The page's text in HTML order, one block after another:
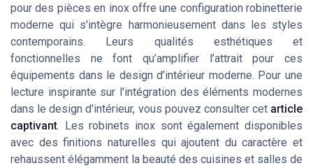
pour des pièces en inox offre une configuration robinetterie
moderne qui s'intègre harmonieusement dans les styles
contemporains. Leurs qualités esthétiques et
fonctionnelles ne font qu’amplifier l’attrait pour ces
équipements dans le design d’intérieur moderne. Pour une
lecture inspirante sur l'intégration des éléments modernes
dans le design d'intérieur, vous pouvez consulter cet article
captivant. Les robinets inox sont également disponibles
avec des finitions naturelles qui ajoutent du caractère et
rehaussent élégamment la beauté des cuisines et salles de